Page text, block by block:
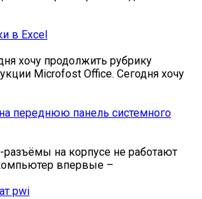
в Excel
хочу продолжить рубрику
Microfost Office. Сегодня хочу
переднюю панель системного
разъёмы на корпусе не работают
впервые –
pwi